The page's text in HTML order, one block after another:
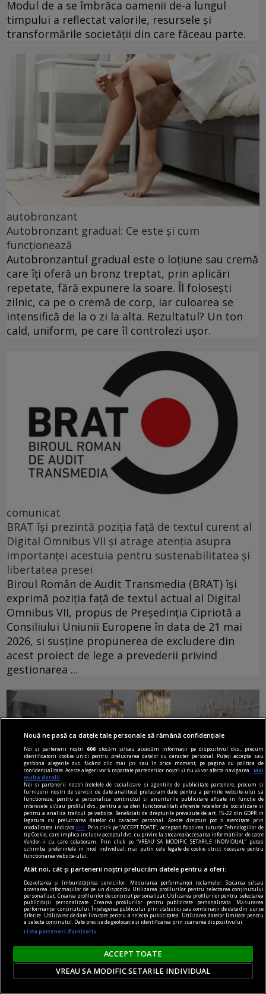
Modul de a se îmbrăca oamenii de-a lungul
timpului a reflectat valorile, resursele și
transformările societății din care făceau parte.
autobronzant
Autobronzant gradual: Ce este și cum
funcționează
Autobronzantul gradual este o loțiune sau cremă
care îți oferă un bronz treptat, prin aplicări
repetate, fără expunere la soare. Îl folosești
zilnic, ca pe o cremă de corp, iar culoarea se
intensifică de la o zi la alta. Rezultatul? Un ton
cald, uniform, pe care îl controlezi ușor.
comunicat
BRAT își prezintă poziția față de textul curent al
Digital Omnibus VII și atrage atenția asupra
importanței acestuia pentru sustenabilitatea și
libertatea presei
Biroul Român de Audit Transmedia (BRAT) își
exprimă poziția față de textul actual al Digital
Omnibus VII, propus de Președinția Cipriotă a
Consiliului Uniunii Europene în data de 21 mai
2026, si susține propunerea de excludere din
acest proiect de lege a prevederii privind
gestionarea ...
confort
Produse esențiale pentru confortul casei tale
Confortul unei locuințe nu este dat doar de
dimensiunea spațiului sau de aspectul
mobilierului, ci de modul în care toate
elementele funcționează împreună pentru a crea
o atmosferă echilibrată.
Nouă ne pasă ca datele tale personale să rămână confidențiale
Noi și partenerii noștri606 stocăm și/sau accesăm informații pe dispozitivul dvs., precum
identificatorii cookie unici pentru prelucrarea datelor cu caracter personal. Puteți accepta sau
gestiona alegerile dvs. făcând clic mai jos sau în orice moment, pe pagina cu politica de
confidențialitate. Aceste alegeri vor fi raportate partenerilor noștri și nu vă vor afecta navigarea.
Mai
multe detalii
Noi si partenerii nostri (retelele de socializare si agentiile de publicitate partenere, precum si
furnizorii nostri de servicii de date analitice) prelucram date pentru a permite website-ului sa
functioneze, pentru a personaliza continutul si anunturile publicitare afisate in functie de
interesele si/sau profilul dvs., pentru a va oferi functionalitati aferente retelelor de socializare si
pentru a analiza traficul pe website. Beneficiati de drepturile prevazute de art. 15-22 din GDPR in
legatura cu prelucrarea datelor cu caracter personal. Aceste drepturi pot fi exercitate prin
modalitatea indicataaici
. Prin click pe “ACCEPT TOATE”, acceptati folosirea tuturor Tehnologiilor de
tip Cookie, care implica inclusiv acceptul dvs. cu privire la stocarea/accesarea informatiilor de catre
Vendor-ii cu care colaboram. Prin click pe “VREAU SA MODIFIC SETARILE INDIVIDUAL” puteti
schimba preferintele in mod individual, mai putin cele legate de cookie strict necesare pentru
functionarea website-ului.
Atât noi, cât și partenerii noștri prelucrăm datele pentru a oferi:
Dezvoltarea și îmbunătățirea serviciilor. Măsurarea performanței reclamelor. Stocarea și/sau
accesarea informațiilor de pe un dispozitiv. Utilizarea profilurilor pentru selectarea conținutului
personalizat. Crearea profilurilor de conținut personalizat. Utilizarea profilurilor pentru selectarea
publicității personalizate. Crearea profilurilor pentru publicitate personalizată. Măsurarea
performanței conținutului. Înțelegerea publicului prin statistici sau combinații de date din surse
diferite. Utilizarea de date limitate pentru a selecta publicitatea. Utilizarea datelor limitate pentru
a selecta conținutul. Date precise de geolocație și identificarea prin scanarea dispozitivului.
Listă parteneri (furnizori)
ACCEPT TOATE
VREAU SA MODIFIC SETARILE INDIVIDUAL